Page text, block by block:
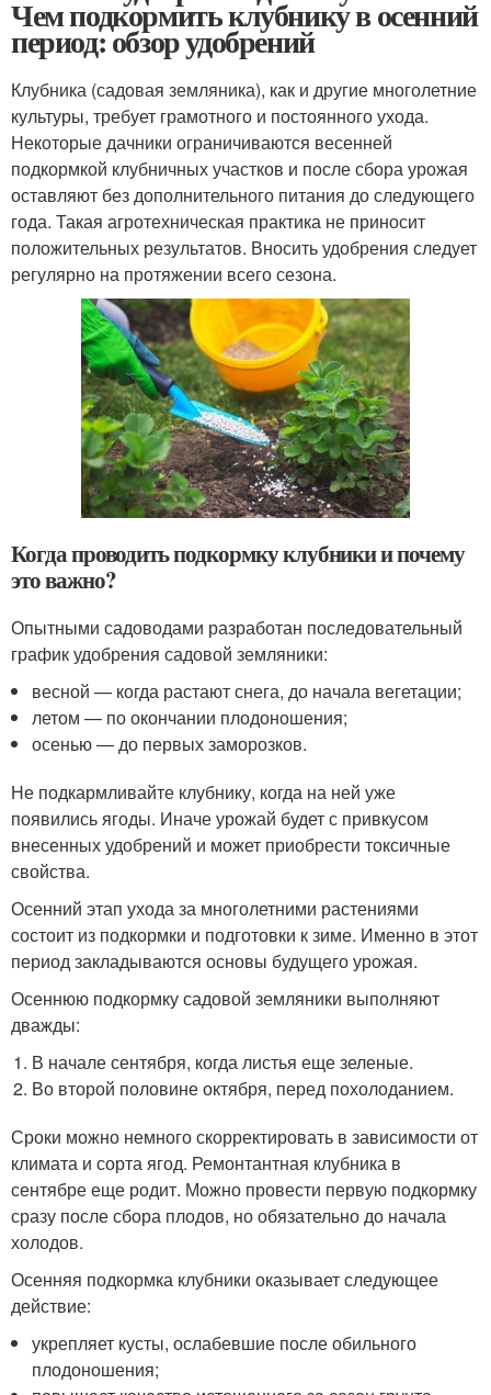
Чем подкормить клубнику в осенний
период: обзор удобрений
Клубника (садовая земляника), как и другие многолетние
культуры, требует грамотного и постоянного ухода.
Некоторые дачники ограничиваются весенней
подкормкой клубничных участков и после сбора урожая
оставляют без дополнительного питания до следующего
года. Такая агротехническая практика не приносит
положительных результатов. Вносить удобрения следует
регулярно на протяжении всего сезона.
Когда проводить подкормку клубники и почему
это важно?
Опытными садоводами разработан последовательный
график удобрения садовой земляники:
весной — когда растают снега, до начала вегетации;
летом — по окончании плодоношения;
осенью — до первых заморозков.
Не подкармливайте клубнику, когда на ней уже
появились ягоды. Иначе урожай будет с привкусом
внесенных удобрений и может приобрести токсичные
свойства.
Осенний этап ухода за многолетними растениями
состоит из подкормки и подготовки к зиме. Именно в этот
период закладываются основы будущего урожая.
Осеннюю подкормку садовой земляники выполняют
дважды:
В начале сентября, когда листья еще зеленые.
Во второй половине октября, перед похолоданием.
Сроки можно немного скорректировать в зависимости от
климата и сорта ягод. Ремонтантная клубника в
сентябре еще родит. Можно провести первую подкормку
сразу после сбора плодов, но обязательно до начала
холодов.
Осенняя подкормка клубники оказывает следующее
действие:
укрепляет кусты, ослабевшие после обильного
плодоношения;